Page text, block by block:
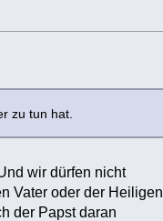
zu tun hat.
wir dürfen nicht
Vater oder der Heiligen
der Papst daran